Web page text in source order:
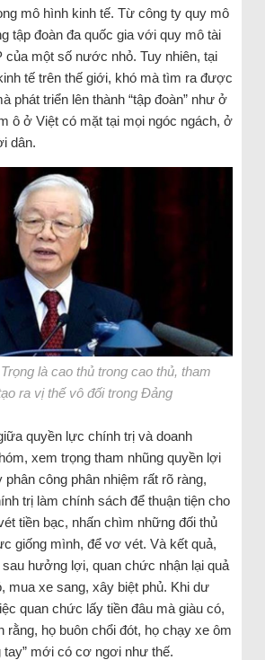
mô hình kinh tế. Từ công ty quy mô
tập đoàn đa quốc gia với quy mô tài
của một số nước nhỏ. Tuy nhiên, tại
tế trên thế giới, khó mà tìm ra được
phát triển lên thành “tập đoàn” như ở
ô ở Việt có mặt tại mọi ngóc ngách, ở
dân.
là cao thủ trong cao thủ, tham
ra vị thế vô đối trong Đảng
quyền lực chính trị và doanh
xem trọng tham nhũng quyền lợi
phân công phân nhiệm rất rõ ràng,
trị làm chính sách để thuận tiện cho
tiền bạc, nhấn chìm những đối thủ
giống mình, để vơ vét. Và kết quả,
sau hưởng lợi, quan chức nhận lại quả
mua xe sang, xây biệt phủ. Khi dư
quan chức lấy tiền đâu mà giàu có,
rằng, họ buôn chổi đót, họ chạy xe ôm
tay” mới có cơ ngơi như thế.